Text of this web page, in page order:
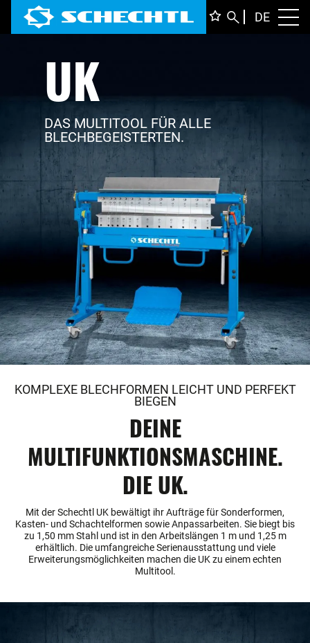
DE
UK
DAS MULTITOOL FÜR ALLE
BLECHBEGEISTERTEN.
KOMPLEXE BLECHFORMEN LEICHT UND PERFEKT
BIEGEN
DEINE
MULTIFUNKTIONSMASCHINE.
DIE UK.
Mit der Schechtl UK bewältigt ihr Aufträge für Sonderformen,
Kasten- und Schachtelformen sowie Anpassarbeiten. Sie biegt bis
zu 1,50 mm Stahl und ist in den Arbeitslängen 1 m und 1,25 m
erhältlich. Die umfangreiche Serienausstattung und viele
Erweiterungsmöglichkeiten machen die UK zu einem echten
Multitool.